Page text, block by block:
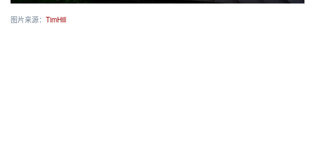
图片来源： TimHill